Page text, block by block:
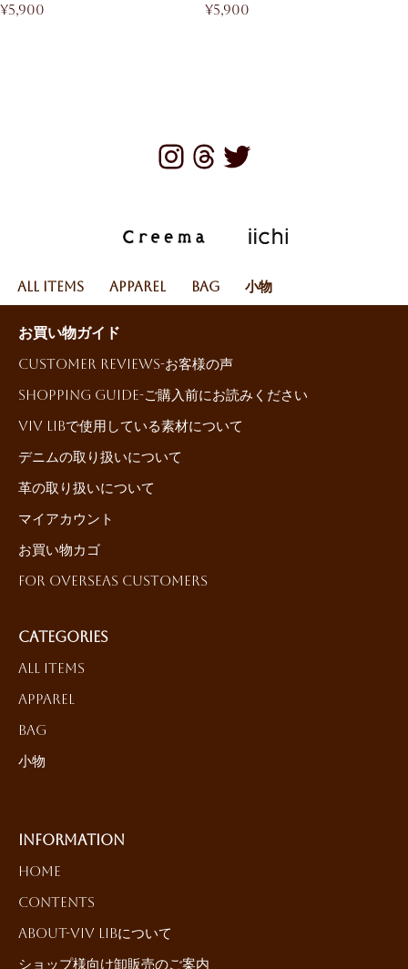
¥5,900 ¥5,900
All Items Apparel Bag 小物
お買い物ガイド
Customer reviews-お客様の声
Shopping Guide-ご購入前にお読みください
ViV LiBで使用している素材について
デニムの取り扱いについて
革の取り扱いについて
マイアカウント
お買い物カゴ
For Overseas Customers
Categories
All Items
Apparel
Bag
小物
Information
HOME
Contents
About-ViV LiBについて
ショップ様向け卸販売のご案内